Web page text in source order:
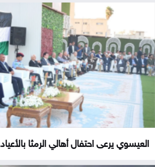
العيسوي يرعى احتفال أهالي الرمثا